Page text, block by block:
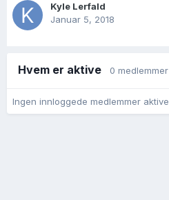
Kyle Lerfald
Januar 5, 2018
Hvem er aktive 0 medlemmer
Ingen innloggede medlemmer aktive